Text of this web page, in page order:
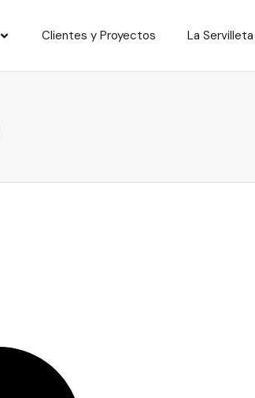
Clientes y Proyectos La Servilleta